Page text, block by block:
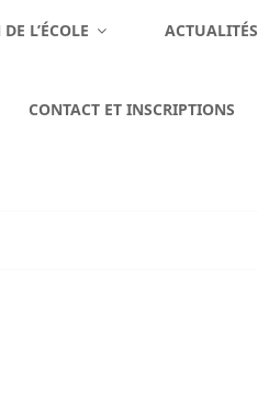
L’ÉCOLE ACTUALITÉS
CONTACT ET INSCRIPTIONS